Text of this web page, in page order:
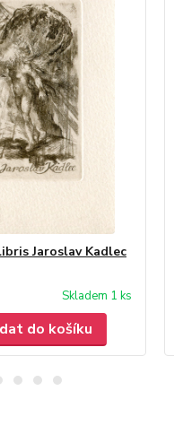
Jaroslav Kadlec
Skladem 1 ks
do košíku